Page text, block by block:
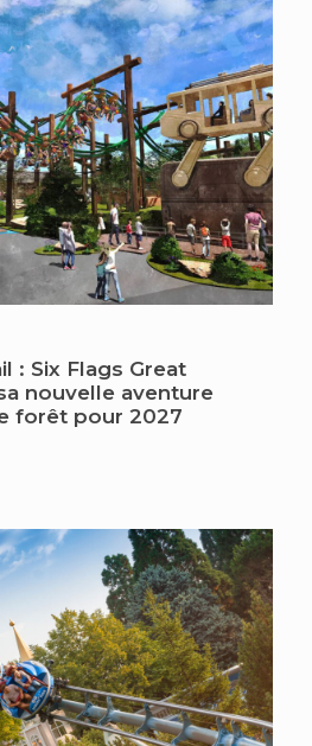
: Six Flags Great
nouvelle aventure
forêt pour 2027